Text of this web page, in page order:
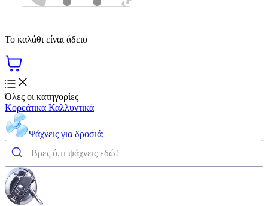
Το καλάθι είναι άδειο
Όλες οι κατηγορίες
Κορεάτικα Καλλυντικά
Ψάχνεις για δροσιά;